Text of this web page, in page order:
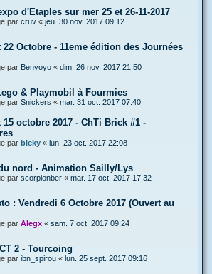
d'Etaples sur mer 25 et 26-11-2017
par cruv « jeu. 30 nov. 2017 09:12
22 Octobre - 11eme édition des Journées
par Benyoyo « dim. 26 nov. 2017 21:50
& Playmobil à Fourmies
par Snickers « mar. 31 oct. 2017 07:40
15 octobre 2017 - ChTi Brick #1 -
par bicky « lun. 23 oct. 2017 22:08
nord - Animation Sailly/Lys
par scorpionber « mar. 17 oct. 2017 17:32
: Vendredi 6 Octobre 2017 (Ouvert au
par Alegx « sam. 7 oct. 2017 09:24
2 - Tourcoing
par ibn_spirou « lun. 25 sept. 2017 09:16